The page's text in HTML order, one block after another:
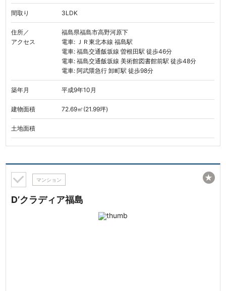
間取り 3LDK
住所／
アクセス
福島県福島市高野河原下
電車: ＪＲ東北本線 福島駅
電車: 福島交通飯坂線 曽根田駅 徒歩46分
電車: 福島交通飯坂線 美術館図書館前駅 徒歩48分
電車: 阿武隈急行 卸町駅 徒歩98分
築年月 平成9年10月
建物面積 72.69㎡(21.99坪)
土地面積
マンション
D’クラディア福島
★